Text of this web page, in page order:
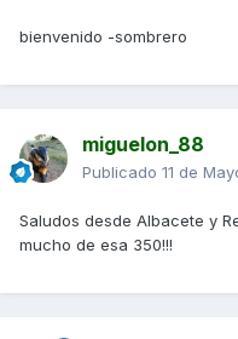
bienvenido -sombrero
miguelon_88
Publicado 11 de
Saludos desde Albacete y
mucho de esa 350!!!